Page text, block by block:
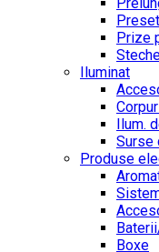
Prize
Iluminat
Ilum.
Surse
Produse
Boxe